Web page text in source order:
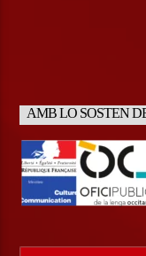
AMB LO SOSTEN